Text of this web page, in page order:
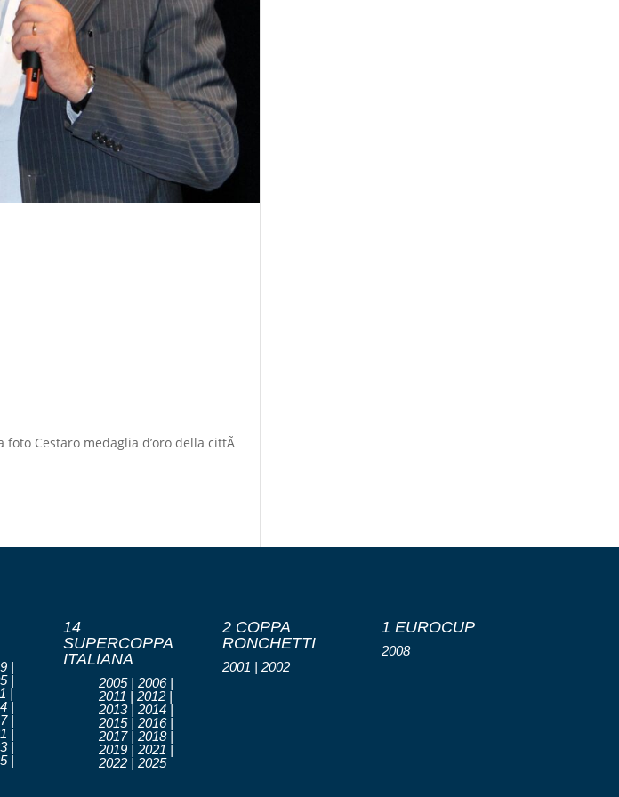
foto Cestaro medaglia d’oro della cittÃ
|
|
|
|
|
|
|
|
14
SUPERCOPPA
ITALIANA
2005 | 2006 |
2011 | 2012 |
2013 | 2014 |
2015 | 2016 |
2017 | 2018 |
2019 | 2021 |
2022 | 2025
2 COPPA
RONCHETTI
2001 | 2002
1 EUROCUP
2008